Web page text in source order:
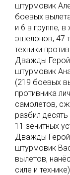
штурмовик
боевых
и 6 в группе,
эшелонов, 47
техники
Дважды Герой
штурмовик
(219 боевых
противника
самолетов,
разбил
11 зенитных
Дважды Герой
штурмовик
вылетов,
силе и